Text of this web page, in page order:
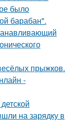
было
барабан".
прыжков.
-
на зарядку в